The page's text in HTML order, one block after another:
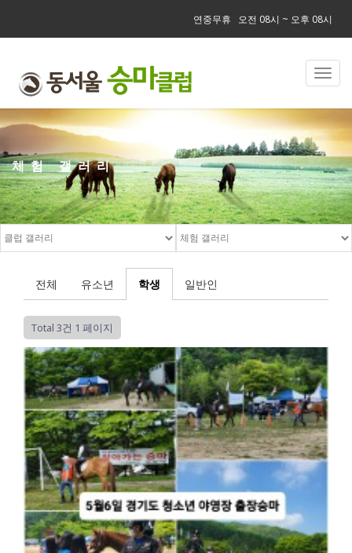
연중무휴 오전 08시 ~ 오후 08시
체험 갤러리
전체 유소년 학생 일반인
Total 3건 1 페이지